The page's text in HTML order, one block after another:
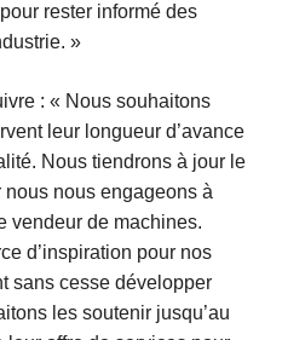
rester informé des
»
: « Nous souhaitons
leur longueur d’avance
Nous tiendrons à jour le
nous engageons à
vendeur de machines.
d’inspiration pour nos
sans cesse développer
les soutenir jusqu’au